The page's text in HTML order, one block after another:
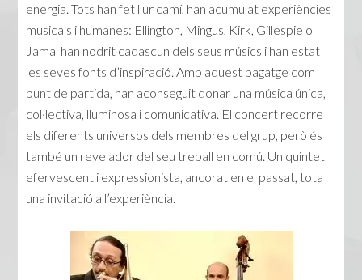
energia. Tots han fet llur camí, han acumulat experiències
musicals i humanes: Ellington, Mingus, Kirk, Gillespie o
Jamal han nodrit cadascun dels seus músics i han estat
les seves fonts d’inspiració. Amb aquest bagatge com
punt de partida, han aconseguit donar una música única,
col·lectiva, lluminosa i comunicativa. El concert recorre
els diferents universos dels membres del grup, però és
també un revelador del seu treball en comú. Un quintet
efervescent i expressionista, ancorat en el passat, tota
una invitació a l’experiència.